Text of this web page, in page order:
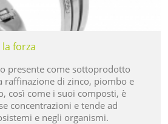
la forza
presente come sottoprodotto
raffinazione di zinco, piombo e
così come i suoi composti, è
concentrazioni e tende ad
e negli organismi.